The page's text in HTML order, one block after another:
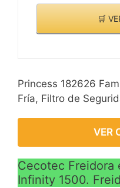
🛒
Princess 182626
Fría, Filtro de
VER
Cecotec Freidora
Infinity 1500.